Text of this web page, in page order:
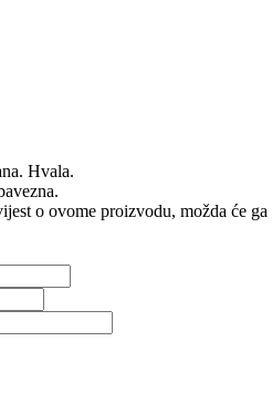
Hvala.
o ovome proizvodu, možda će ga